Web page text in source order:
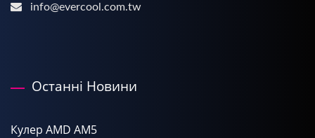
info@evercool.com.tw
Останні Новини
Кулер AMD AM5